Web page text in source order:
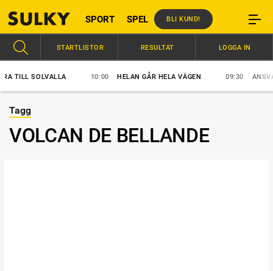
SPORT SPEL BLI KUND!
TILL SOLVALLA 10:00 HELAN GÅR HELA VÄGEN 09:30 ANSVAR
STARTLISTOR RESULTAT LOGGA IN
Tagg
VOLCAN DE BELLANDE